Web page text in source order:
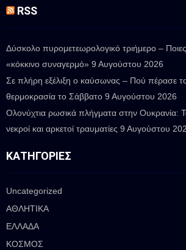
RSS
Δύσκολο πυρομετεωρολογικό τριήμερο – Ποιες
«κόκκινο συναγερμό» 9 Αυγούστου 2026
Σε πλήρη εξέλιξη ο καύσωνας – Πού πέρασε
θερμοκρασία το Σάββατο 9 Αυγούστου 2026
Ολονύχτια ρωσικά πλήγματα στην Ουκρανία:
νεκροί και αρκετοί τραυματίες 9 Αυγούστου
ΚΑΤΗΓΟΡΊΕΣ
Uncategorized
ΑΘΛΗΤΙΚΑ
ΕΛΛΑΔΑ
ΚΟΣΜΟΣ